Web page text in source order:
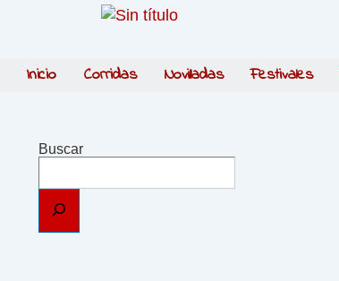
Inicio Corridas Novilladas Festivales
Buscar